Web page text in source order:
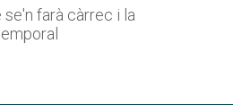
farà càrrec i la